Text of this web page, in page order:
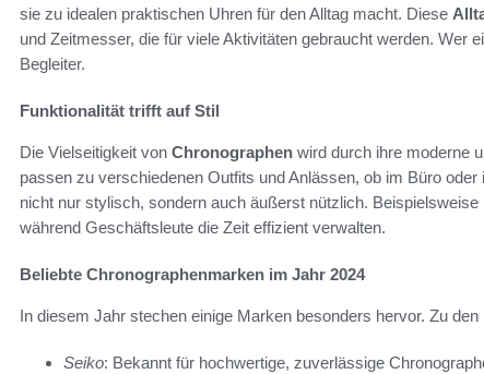
sie zu idealen praktischen Uhren für den Alltag macht. Diese
und Zeitmesser, die für viele Aktivitäten gebraucht werden. Wer
Begleiter.
Funktionalität trifft auf Stil
Die Vielseitigkeit von Chronographen wird durch ihre moderne
passen zu verschiedenen Outfits und Anlässen, ob im Büro
nicht nur stylisch, sondern auch äußerst nützlich.
während Geschäftsleute die Zeit effizient verwalten.
Beliebte Chronographenmarken im Jahr 2024
In diesem Jahr stechen einige Marken besonders hervor. Zu
Seiko: Bekannt für hochwertige, zuverlässige